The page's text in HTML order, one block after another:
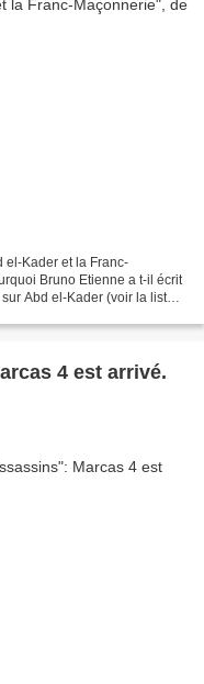
el-Kader et la Franc-
Bruno Etienne a t-il écrit
Abd el-Kader (voir la liste à
4 est arrivé.